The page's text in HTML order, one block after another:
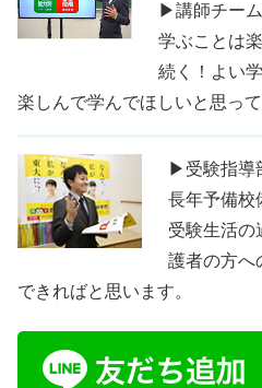
▶講師チーム
学ぶことは
続く！よい
楽しんで学んでほしいと思って
▶受験指導
長年予備校
受験生活の
護者の方へ
できればと思います。